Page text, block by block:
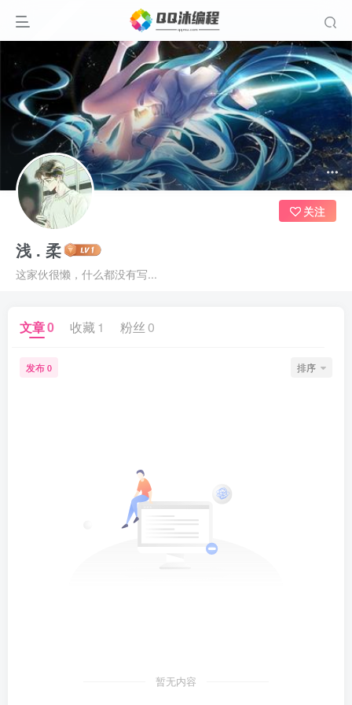
浅 . 柔
这家伙很懒，什么都没有写...
关注
文章0 收藏 1 粉丝 0
发布 0 排序
暂无内容